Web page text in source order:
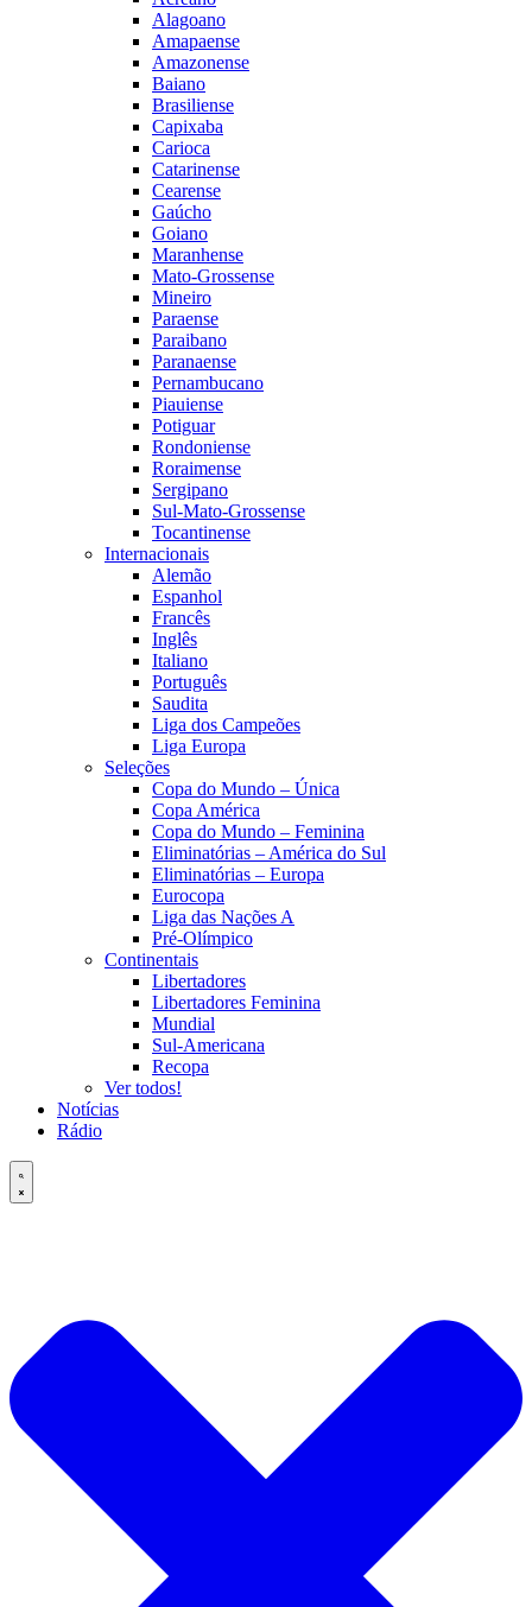
Alagoano
Amapaense
Amazonense
Baiano
Brasiliense
Capixaba
Carioca
Catarinense
Cearense
Gaúcho
Goiano
Maranhense
Mato-Grossense
Mineiro
Paraense
Paraibano
Paranaense
Pernambucano
Piauiense
Potiguar
Rondoniense
Roraimense
Sergipano
Sul-Mato-Grossense
Tocantinense
Internacionais
Alemão
Espanhol
Francês
Inglês
Italiano
Português
Saudita
Liga dos Campeões
Liga Europa
Seleções
Copa do Mundo – Única
Copa América
Copa do Mundo – Feminina
Eliminatórias – América do Sul
Eliminatórias – Europa
Eurocopa
Liga das Nações A
Pré-Olímpico
Continentais
Libertadores
Libertadores Feminina
Mundial
Sul-Americana
Recopa
Ver todos!
Notícias
Rádio